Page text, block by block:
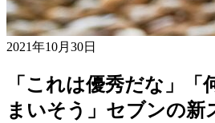
2021年10月30日
「これは優秀だな」「
まいそう」セブンの新